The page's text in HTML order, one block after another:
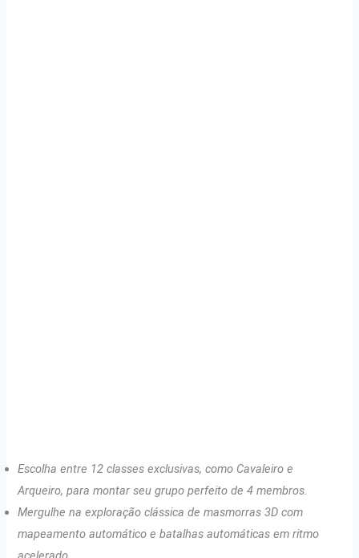
Escolha entre 12 classes exclusivas, como Cavaleiro e
Arqueiro, para montar seu grupo perfeito de 4 membros.
Mergulhe na exploração clássica de masmorras 3D com
mapeamento automático e batalhas automáticas em ritmo